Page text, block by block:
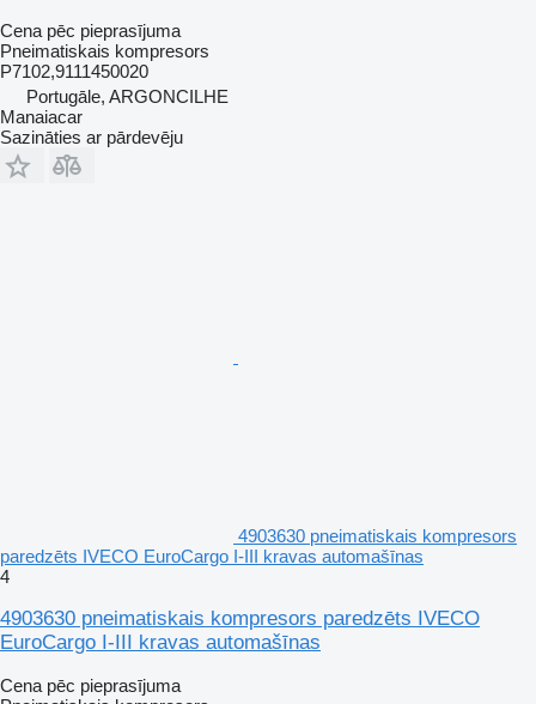
Cena pēc pieprasījuma
Pneimatiskais kompresors
P7102,9111450020
Portugāle, ARGONCILHE
Manaiacar
Sazināties ar pārdevēju
4903630 pneimatiskais kompresors
paredzēts IVECO EuroCargo I-III kravas automašīnas
4
4903630 pneimatiskais kompresors paredzēts IVECO
EuroCargo I-III kravas automašīnas
Cena pēc pieprasījuma